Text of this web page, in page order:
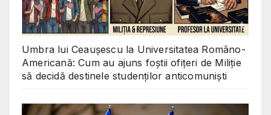
Umbra lui Ceaușescu la Universitatea Româno-
Americană: Cum au ajuns foștii ofițeri de Miliție
să decidă destinele studenților anticomuniști